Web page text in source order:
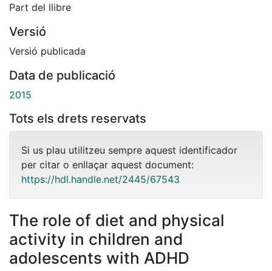
Part del llibre
Versió
Versió publicada
Data de publicació
2015
Tots els drets reservats
Si us plau utilitzeu sempre aquest identificador
per citar o enllaçar aquest document:
https://hdl.handle.net/2445/67543
The role of diet and physical
activity in children and
adolescents with ADHD